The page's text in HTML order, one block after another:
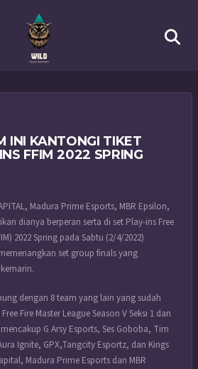
INI KANTONGI TIKET
FFIM 2022 SPRING
Madura Prime Esports, MBR Epsilon,
dianya berperan serta di set Play-ins Free
2022 Spring pada Sabtu (2/4/2022)
set group finals yang
dengan 8 team yang lain yang sudah
Fire Master League Season V Seksi 1 dan
G Arsy Esports, Ses Goboba, Tim
Ignite, GPX,Tangcity Esportz, dan Kings
Madura Prime Esports dan MBR